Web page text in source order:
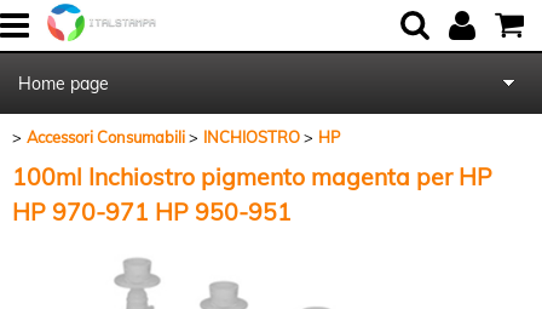
Home page
Chi Siamo
Contattaci
Accessori Consumabili INCHIOSTRO HP
100ml Inchiostro pigmento magenta per HP
HP 970-971 HP 950-951